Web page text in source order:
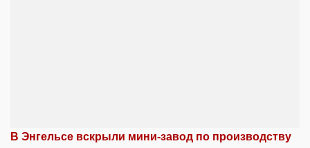
В Энгельсе вскрыли мини-завод по производству